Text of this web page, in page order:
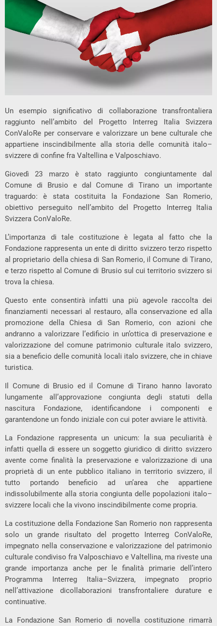
Un esempio significativo di collaborazione transfrontaliera
raggiunto nell’ambito del Progetto Interreg Italia Svizzera
ConValoRe per conservare e valorizzare un bene culturale che
appartiene inscindibilmente alla storia delle comunità italo–
svizzere di confine fra Valtellina e Valposchiavo.
Giovedì 23 marzo è stato raggiunto congiuntamente dal
Comune di Brusio e dal Comune di Tirano un importante
traguardo: è stata costituita la Fondazione San Romerio,
obiettivo perseguito nell’ambito del Progetto Interreg Italia
Svizzera ConValoRe.
L’importanza di tale costituzione è legata al fatto che la
Fondazione rappresenta un ente di diritto svizzero terzo rispetto
al proprietario della chiesa di San Romerio, il Comune di Tirano,
e terzo rispetto al Comune di Brusio sul cui territorio svizzero si
trova la chiesa.
Questo ente consentirà infatti una più agevole raccolta dei
finanziamenti necessari al restauro, alla conservazione ed alla
promozione della Chiesa di San Romerio, con azioni che
andranno a valorizzare l’edificio in un’ottica di preservazione e
valorizzazione del comune patrimonio culturale italo svizzero,
sia a beneficio delle comunità locali italo svizzere, che in chiave
turistica.
Il Comune di Brusio ed il Comune di Tirano hanno lavorato
lungamente all’approvazione congiunta degli statuti della
nascitura Fondazione, identificandone i componenti e
garantendone un fondo iniziale con cui poter avviare le attività.
La Fondazione rappresenta un unicum: la sua peculiarità è
infatti quella di essere un soggetto giuridico di diritto svizzero
avente come finalità la preservazione e valorizzazione di una
proprietà di un ente pubblico italiano in territorio svizzero, il
tutto portando beneficio ad un’area che appartiene
indissolubilmente alla storia congiunta delle popolazioni italo–
svizzere locali che la vivono inscindibilmente come propria.
La costituzione della Fondazione San Romerio non rappresenta
solo un grande risultato del progetto Interreg ConValoRe,
impegnato nella conservazione e valorizzazione del patrimonio
culturale condiviso fra Valposchiavo e Valtellina, ma riveste una
grande importanza anche per le finalità primarie dell’intero
Programma Interreg Italia–Svizzera, impegnato proprio
nell’attivazione dicollaborazioni transfrontaliere durature e
continuative.
La Fondazione San Romerio di novella costituzione rimarrà